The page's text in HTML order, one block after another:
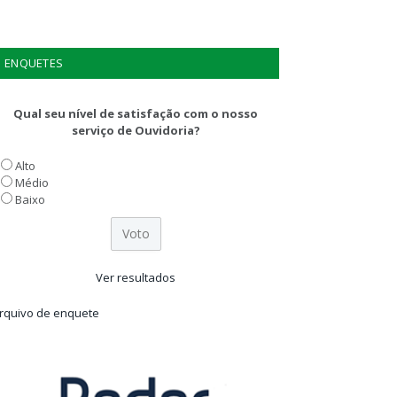
ENQUETES
Qual seu nível de satisfação com o nosso
serviço de Ouvidoria?
Alto
Médio
Baixo
Ver resultados
de enquete